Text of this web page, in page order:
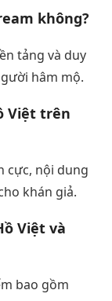
không?
tảng và duy
hâm mộ.
Việt trên
cực, nội dung
khán giả.
Việt và
bao gồm